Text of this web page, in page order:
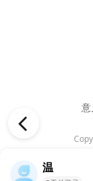
温